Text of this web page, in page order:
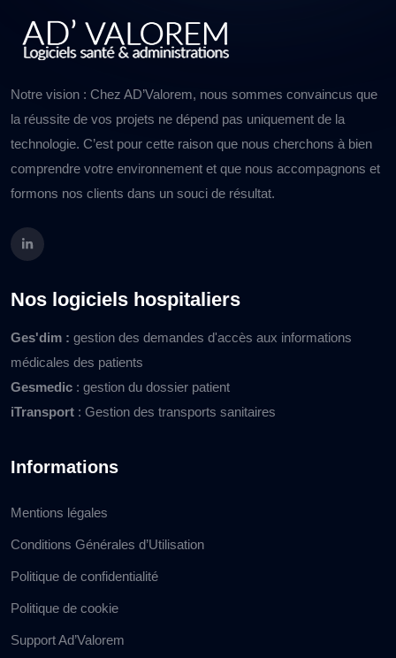
Notre vision : Chez AD’Valorem, nous sommes convaincus que
la réussite de vos projets ne dépend pas uniquement de la
technologie. C’est pour cette raison que nous cherchons à bien
comprendre votre environnement et que nous accompagnons et
formons nos clients dans un souci de résultat.
Nos logiciels hospitaliers
Ges'dim : gestion des demandes d'accès aux informations
médicales des patients
Gesmedic : gestion du dossier patient
iTransport : Gestion des transports sanitaires
Informations
Mentions légales
Conditions Générales d’Utilisation
Politique de confidentialité
Politique de cookie
Support Ad’Valorem